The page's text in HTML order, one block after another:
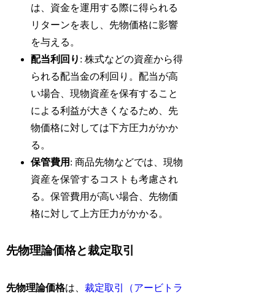
は、資金を運用する際に得られる
リターンを表し、先物価格に影響
を与える。
配当利回り : 株式などの資産から得
られる配当金の利回り。配当が高
い場合、現物資産を保有すること
による利益が大きくなるため、先
物価格に対しては下方圧力がかか
る。
保管費用 : 商品先物などでは、現物
資産を保管するコストも考慮され
る。保管費用が高い場合、先物価
格に対して上方圧力がかかる。
先物理論価格と裁定取引
先物理論価格は、裁定取引（アービトラ